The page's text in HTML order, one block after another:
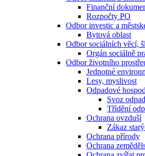
Finanční
Rozpočty PO
Odbor investic a
Bytová oblast
Odbor sociálních věcí,
Orgán sociálně
Odbor životního
Jednotné
Lesy, myslivost
Odpadové
Svoz
Třídění
Ochrana ovzduší
Zákaz
Ochrana přírody
Ochrana